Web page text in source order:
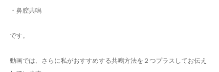
・鼻腔共鳴
です。
動画では、さらに私がおすすめする共鳴方法を２つプラスしてお伝え